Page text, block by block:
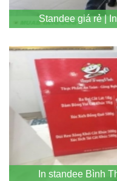
Standee giá rẻ |
In standee Bình